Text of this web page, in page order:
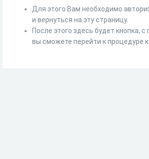
Для этого Вам необходимо
и вернуться на эту страницу.
После этого здесь будет кнопка,
вы сможете перейти к процедуре